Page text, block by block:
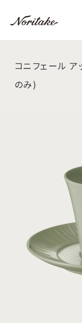
コニフェール
のみ)